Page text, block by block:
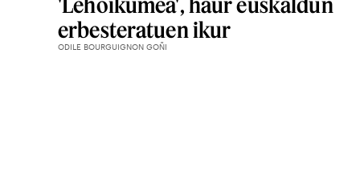
erbesteratuen ikur
ODILE BOURGUIGNON GOÑI